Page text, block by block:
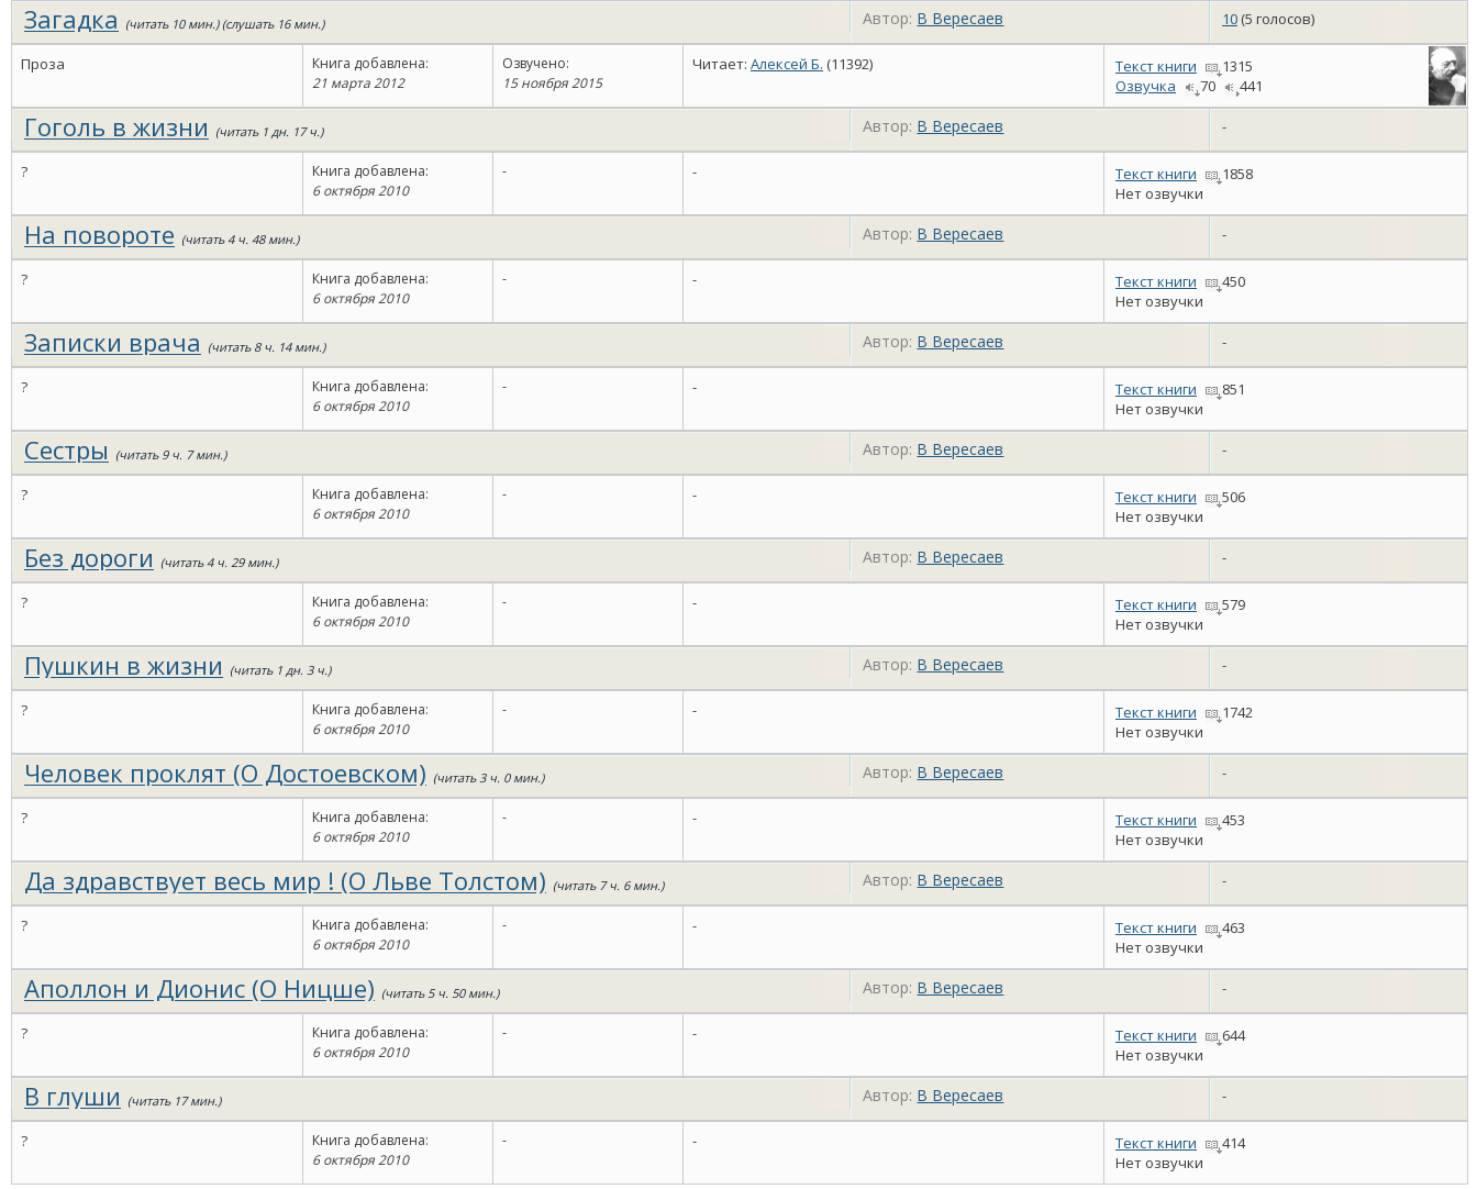
Загадка (читать 10 мин.) (слушать 16 мин.) Автор: В Вересаев 10(5 голосов)
Проза
Книга добавлена:
21 марта 2012
Озвучено:
15 ноября 2015
Читает: Алексей Б. (11392) Текст книги
1315
Озвучка
70 441
Гоголь в жизни (читать 1 дн. 17 ч.) Автор: В Вересаев -
?
Книга добавлена:
6 октября 2010
- - Текст книги
1858
Нет озвучки
На повороте (читать 4 ч. 48 мин.) Автор: В Вересаев -
?
Книга добавлена:
6 октября 2010
- - Текст книги
450
Нет озвучки
Записки врача (читать 8 ч. 14 мин.) Автор: В Вересаев -
?
Книга добавлена:
6 октября 2010
- - Текст книги
851
Нет озвучки
Сестры (читать 9 ч. 7 мин.) Автор: В Вересаев -
?
Книга добавлена:
6 октября 2010
- - Текст книги
506
Нет озвучки
Без дороги (читать 4 ч. 29 мин.) Автор: В Вересаев -
?
Книга добавлена:
6 октября 2010
- - Текст книги
579
Нет озвучки
Пушкин в жизни (читать 1 дн. 3 ч.) Автор: В Вересаев -
?
Книга добавлена:
6 октября 2010
- - Текст книги
1742
Нет озвучки
Человек проклят (О Достоевском) (читать 3 ч. 0 мин.) Автор: В Вересаев -
?
Книга добавлена:
6 октября 2010
- - Текст книги
453
Нет озвучки
Да здравствует весь мир ! (О Льве Толстом) (читать 7 ч. 6 мин.) Автор: В Вересаев -
?
Книга добавлена:
6 октября 2010
- - Текст книги
463
Нет озвучки
Аполлон и Дионис (О Ницше) (читать 5 ч. 50 мин.) Автор: В Вересаев -
?
Книга добавлена:
6 октября 2010
- - Текст книги
644
Нет озвучки
В глуши (читать 17 мин.) Автор: В Вересаев -
?
Книга добавлена:
6 октября 2010
- - Текст книги
414
Нет озвучки